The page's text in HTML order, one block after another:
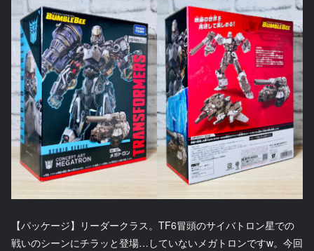
【パッケージ】リーダークラス。TF6冒頭のサイバトロン星での
戦いのシーンにチラッと登場…していないメガトロンですw。今回